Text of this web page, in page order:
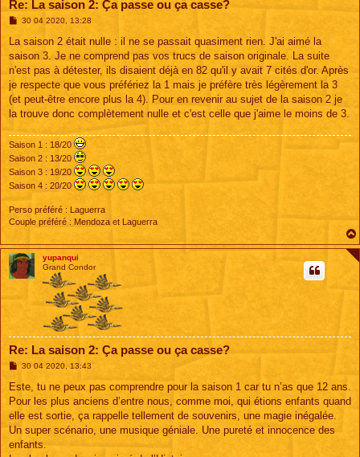
Re: La saison 2: Ça passe ou ça casse?
M
s
a
g
30 04 2020, 13:28
La saison 2 était nulle : il ne se passait quasiment rien. J'ai aimé la
saison 3. Je ne comprend pas vos trucs de saison originale. La suite
n'est pas à détester, ils disaient déjà en 82 qu'il y avait 7 cités d'or. Après
je respecte que vous préfériez la 1 mais je préfère très légèrement la 3
(et peut-être encore plus la 4). Pour en revenir au sujet de la saison 2 je
la trouve donc complètement nulle et c'est celle que j'aime le moins de 3.
Saison 1 : 18/20
Saison 2 : 13/20
Saison 3 : 19/20
Saison 4 : 20/20
Perso préféré : Laguerra
Couple préféré : Mendoza et Laguerra
yupanqui
Grand Condor
Re: La saison 2: Ça passe ou ça casse?
M
s
a
g
30 04 2020, 13:43
Este, tu ne peux pas comprendre pour la saison 1 car tu n’as que 12 ans.
Pour les plus anciens d’entre nous, comme moi, qui étions enfants quand
elle est sortie, ça rappelle tellement de souvenirs, une magie inégalée.
Un super scénario, une musique géniale. Une pureté et innocence des
enfants.